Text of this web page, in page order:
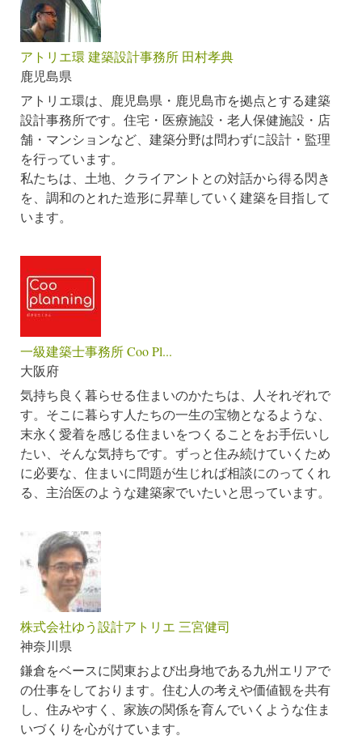
アトリエ環 建築設計事務所 田村孝典
鹿児島県
アトリエ環は、鹿児島県・鹿児島市を拠点とする建築
設計事務所です。住宅・医療施設・老人保健施設・店
舗・マンションなど、建築分野は問わずに設計・監理
を行っています。
私たちは、土地、クライアントとの対話から得る閃き
を、調和のとれた造形に昇華していく建築を目指して
います。
一級建築士事務所 Coo Pl...
大阪府
気持ち良く暮らせる住まいのかたちは、人それぞれで
す。そこに暮らす人たちの一生の宝物となるような、
末永く愛着を感じる住まいをつくることをお手伝いし
たい、そんな気持ちです。ずっと住み続けていくため
に必要な、住まいに問題が生じれば相談にのってくれ
る、主治医のような建築家でいたいと思っています。
株式会社ゆう設計アトリエ 三宮健司
神奈川県
鎌倉をベースに関東および出身地である九州エリアで
の仕事をしております。住む人の考えや価値観を共有
し、住みやすく、家族の関係を育んでいくような住ま
いづくりを心がけています。